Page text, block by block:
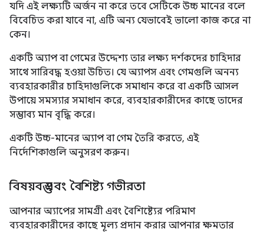
যদি এই লক্ষ্যটি অর্জন না করে তবে সেটিকে উচ্চ মানের বলে
বিবেচিত করা যাবে না, এটি অন্য যেভাবেই ভালো কাজ করে না
কেন।
একটি অ্যাপ বা গেমের উদ্দেশ্য তার লক্ষ্য দর্শকদের চাহিদার
সাথে সারিবদ্ধ হওয়া উচিত। যে অ্যাপস এবং গেমগুলি অনন্য
ব্যবহারকারীর চাহিদাগুলিকে সমাধান করে বা একটি আসল
উপায়ে সমস্যার সমাধান করে, ব্যবহারকারীদের কাছে তাদের
সম্ভাব্য মান বৃদ্ধি করে।
একটি উচ্চ-মানের অ্যাপ বা গেম তৈরি করতে, এই
নির্দেশিকাগুলি অনুসরণ করুন।
বিষয়বস্তু এবং বৈশিষ্ট্য গভীরতা
আপনার অ্যাপের সামগ্রী এবং বৈশিষ্ট্যের পরিমাণ
ব্যবহারকারীদের কাছে মূল্য প্রদান করার আপনার ক্ষমতার